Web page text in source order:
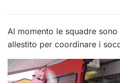
Al momento le squadre
allestito per coordinare i